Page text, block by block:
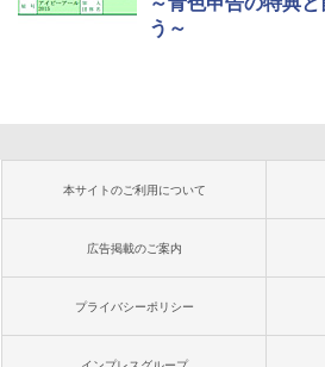
う～
本サイトのご利用について
広告掲載のご案内
プライバシーポリシー